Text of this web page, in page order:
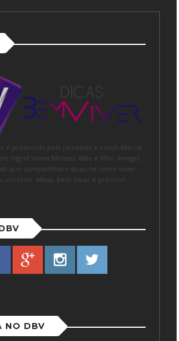
é produzido pela jornalista e coach Marcia
Ingrid Vieira Moraes. Mãe e filha. Amigas.
que compartilham dicas de como viver
um todo. Afinal, Bem Viver é preciso!!...
NO DBV